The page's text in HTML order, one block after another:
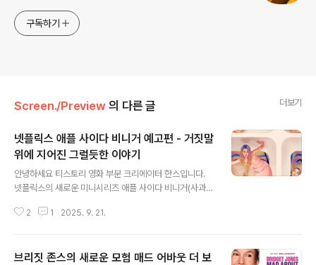
구독하기
Screen./Preview 의 다른 글 더보기
넷플릭스 애플 사이다 비니거 예고편 - 거짓말
위에 지어진 그럴듯한 이야기
안녕하세요 티스토리 영화 부분 크리에이터 한스입니다.
넷플릭스의 새로운 미니시리즈 애플 사이다 비니거(사과
품은 실제 사건을 바탕으로 한 '거의 실화에 가까운' 이야기
위에 지어진 그럴듯한 이야기. 웰니스 제국을 쌓아 올린 문
2 1 2025. 9. 21.
브리짓 존스의 새로운 모험 매드 어바웃 더 보